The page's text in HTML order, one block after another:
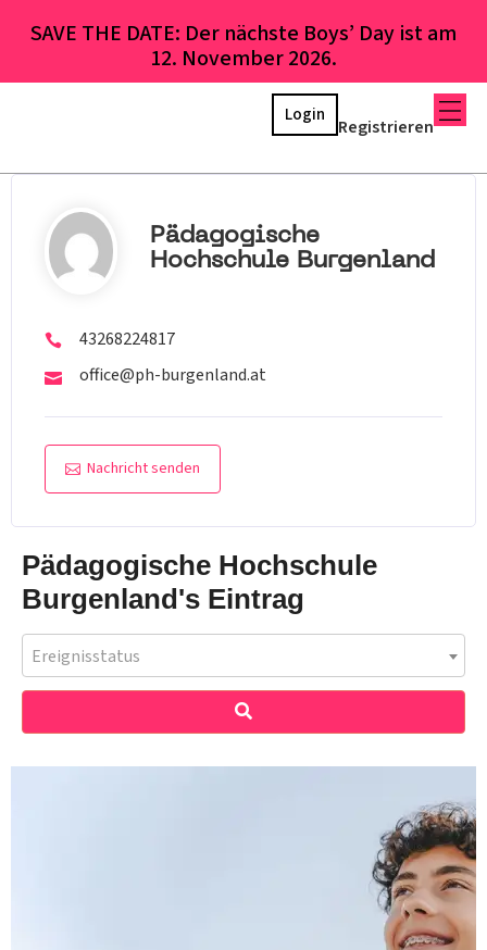
SAVE THE DATE: Der nächste Boys’ Day ist am
12. November 2026.
Registrieren
Login
Pädagogische
Hochschule Burgenland
43268224817
office@ph-burgenland.at
Nachricht senden
Pädagogische Hochschule
Burgenland's Eintrag
Ereignisstatus